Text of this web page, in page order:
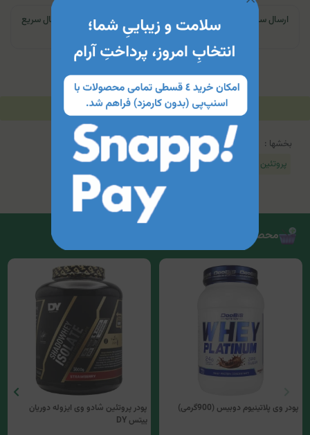
ارسال سریع | تهران و کرج: تحویل تا ۲۴ ساعت | سایر نقاط ایران: ارسال سریع
به پست
توضیحات مشخصات محصول جدول محتویات
بخشها :
پروتئین وی - Whey Protein
محصولات مرتبط
پودر وی پلاتینیوم دوبیس (900گرمی)
پودر پروتئین شادو وی ایزوله دوریان
ییتس DY